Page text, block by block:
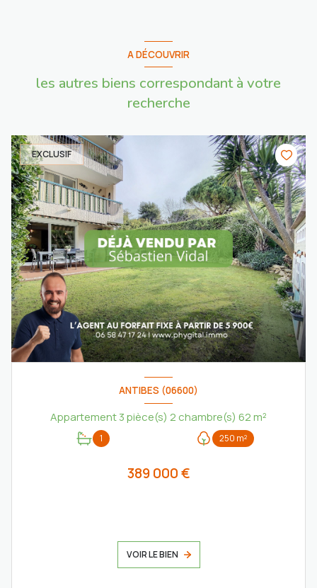
A DÉCOUVRIR
les autres biens correspondant à votre
recherche
EXCLUSIF
ANTIBES (06600)
Appartement 3 pièce(s) 2 chambre(s) 62 m²
1 250 m²
389 000 €
VOIR LE BIEN